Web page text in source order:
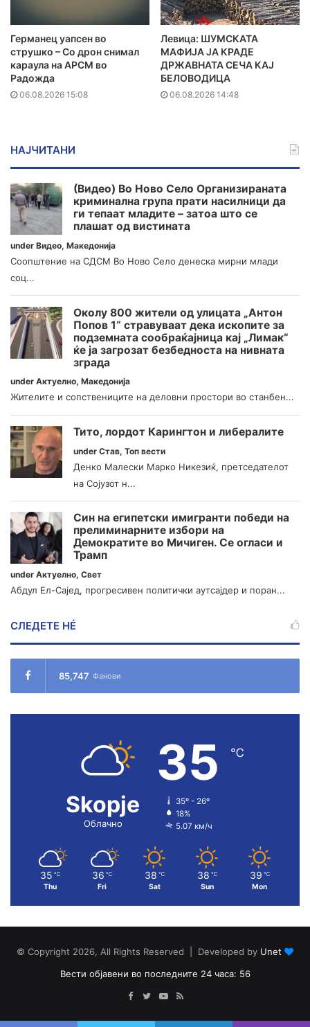
Германец уапсен во
струшко – Со дрон снимал
караула на АРСМ во
Радожда
06.08.2026 15:08
Левица: ШУМСКАТА
МАФИЈА ЈА КРАДЕ
ДРЖАВНАТА СЕЧА КАЈ
БЕЛОВОДИЦА
06.08.2026 14:48
НАЈЧИТАНИ
(Видео) Во Ново Село Организираната
криминална група прати насилници да
ги тепаат младите – затоа што се
плашат од вистината
under Видео, Македонија
Соопштение на СДСМ Во Ново Село денеска мирни млади
соц...
Околу 800 жители од улицата „Антон
Попов 1“ стравуваат дека ископите за
подземната сообраќајница кај „Лимак“
ќе ја загрозат безбедноста на нивната
зграда
under Актуелно, Македонија
Жителите и сопствениците на деловни простори во станбен...
Тито, лордот Карингтон и либералите
under Став, Топ вести
Денко Малески Марко Никезиќ, претседателот
на Сојузот н...
Син на египетски имигранти победи на
прелиминарните избори на
Демократите во Мичиген. Се огласи и
Трамп
under Актуелно, Свет
Абдул Ел-Сајед, прогресивен политички аутсајдер и поран...
СЛЕДЕТЕ НÉ
85,747 Фанови
Skopje
Облачно
35 ℃
35º - 26º
18%
5.07 км/ч
35 ℃
Thu
36 ℃
Fri
38 ℃
Sat
38 ℃
Sun
39 ℃
Mon
© Copyright 2026, All Rights Reserved | Developed by Unet
Вести објавени во последните 24 часа: 56
Facebook
TwitterYouTube
RSS